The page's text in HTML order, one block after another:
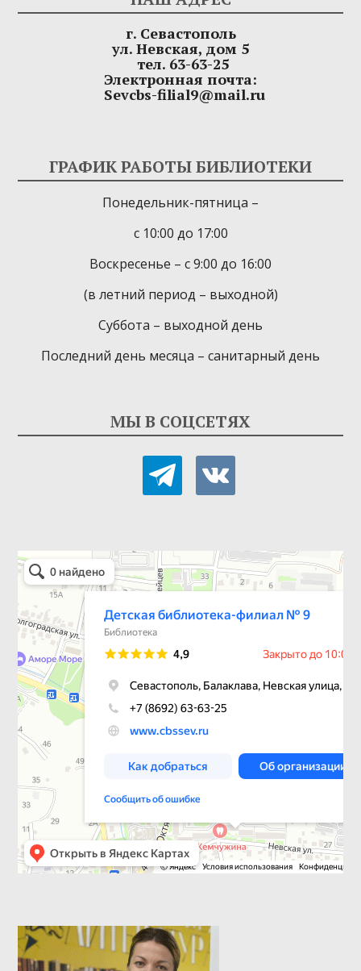
г. Севастополь
ул. Невская, дом 5
тел. 63-63-25
Электронная почта:
Sevcbs-filial9@mail.ru
ГРАФИК РАБОТЫ БИБЛИОТЕКИ
Понедельник-пятница –
с 10:00 до 17:00
Воскресенье – с 9:00 до 16:00
(в летний период – выходной)
Суббота – выходной день
Последний день месяца – санитарный день
МЫ В СОЦСЕТЯХ
telegramvkontakte
Детская библиотека-филиал № 9
Библиотека в Севастополе